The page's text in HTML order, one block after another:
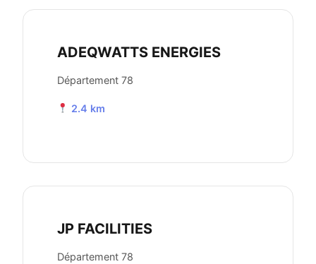
ADEQWATTS ENERGIES
Département 78
2.4 km
JP FACILITIES
Département 78